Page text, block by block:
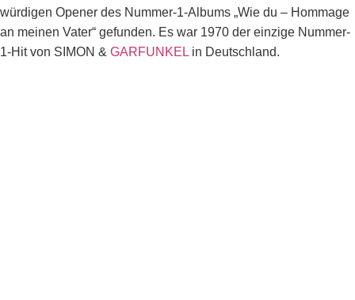
würdigen Opener des Nummer-1-Albums „Wie du – Hommage
an meinen Vater“ gefunden. Es war 1970 der einzige Nummer-
1-Hit von SIMON & GARFUNKEL in Deutschland.